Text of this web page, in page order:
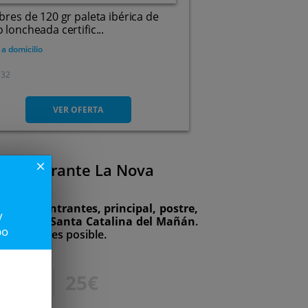
de 120 gr paleta ibérica de
loncheada certific...
a domicilio
32
VER OFERTA
La Nova
por
entrantes, principal, postre,
bodega Santa Catalina del Mañán.
ahora es posible.
close